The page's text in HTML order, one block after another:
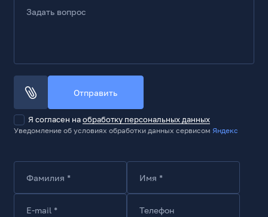
Задать вопрос
Отправить
Я согласен наобработку персональных данных
Уведомление об условиях обработки данных сервисомЯндекс
Фамилия * Имя *
E-mail * Телефон